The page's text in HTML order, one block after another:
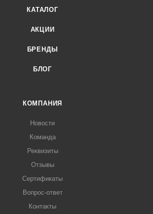
КАТАЛОГ
АКЦИИ
БРЕНДЫ
БЛОГ
КОМПАНИЯ
Новости
Команда
Реквизиты
Отзывы
Сертификаты
Вопрос-ответ
Контакты